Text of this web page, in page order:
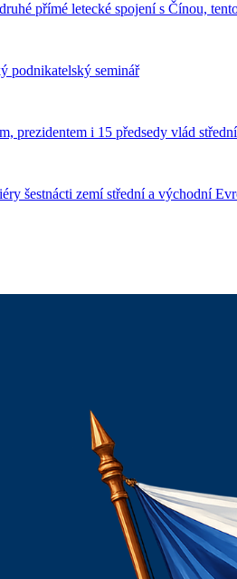
přímé letecké spojení s Čínou,
podnikatelský seminář
prezidentem i 15 předsedy vlád
šestnácti zemí střední a východní